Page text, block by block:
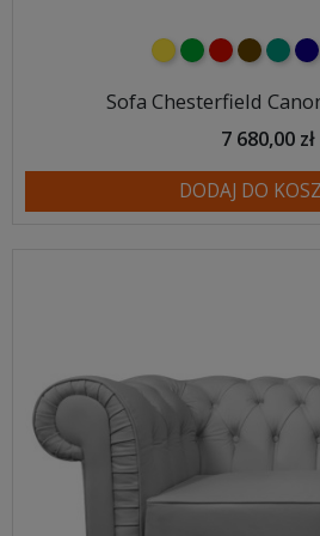
żółtyzielonyczerwony
Sofa Chesterfield
7 680,00 zł
DODAJ DO